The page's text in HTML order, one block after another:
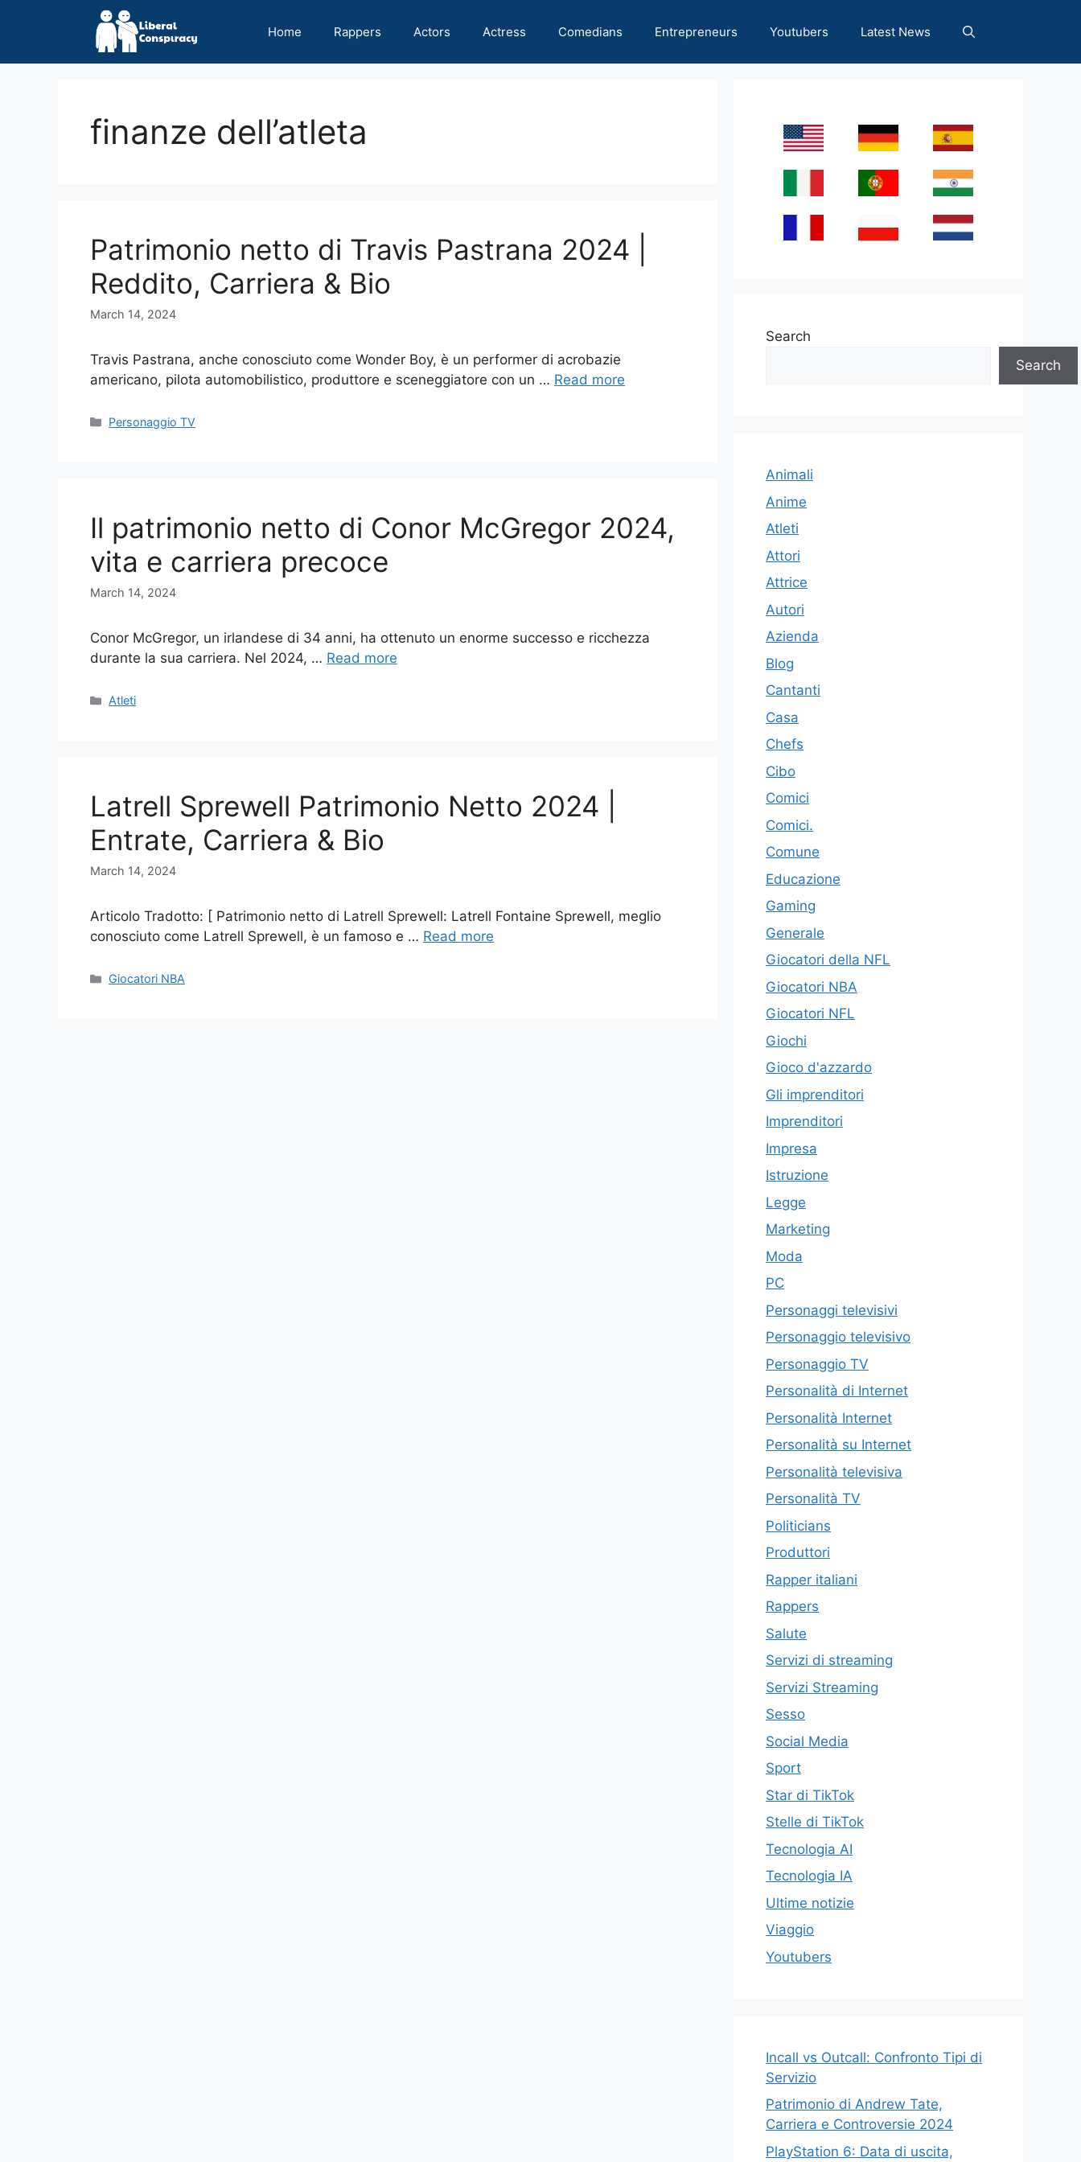
Home Rappers Actors Actress Comedians Entrepreneurs Youtubers Latest News
finanze dell’atleta
Patrimonio netto di Travis Pastrana 2024 |
Reddito, Carriera & Bio
March 14, 2024
Travis Pastrana, anche conosciuto come Wonder Boy, è un performer di acrobazie
americano, pilota automobilistico, produttore e sceneggiatore con un … Read more
Categories
Personaggio TV
Il patrimonio netto di Conor McGregor 2024,
vita e carriera precoce
March 14, 2024
Conor McGregor, un irlandese di 34 anni, ha ottenuto un enorme successo e ricchezza
durante la sua carriera. Nel 2024, … Read more
Categories
Atleti
Latrell Sprewell Patrimonio Netto 2024 |
Entrate, Carriera & Bio
March 14, 2024
Articolo Tradotto: [ Patrimonio netto di Latrell Sprewell: Latrell Fontaine Sprewell, meglio
conosciuto come Latrell Sprewell, è un famoso e … Read more
Categories
Giocatori NBA
Search
Search
Animali
Anime
Atleti
Attori
Attrice
Autori
Azienda
Blog
Cantanti
Casa
Chefs
Cibo
Comici
Comici.
Comune
Educazione
Gaming
Generale
Giocatori della NFL
Giocatori NBA
Giocatori NFL
Giochi
Gioco d'azzardo
Gli imprenditori
Imprenditori
Impresa
Istruzione
Legge
Marketing
Moda
PC
Personaggi televisivi
Personaggio televisivo
Personaggio TV
Personalità di Internet
Personalità Internet
Personalità su Internet
Personalità televisiva
Personalità TV
Politicians
Produttori
Rapper italiani
Rappers
Salute
Servizi di streaming
Servizi Streaming
Sesso
Social Media
Sport
Star di TikTok
Stelle di TikTok
Tecnologia AI
Tecnologia IA
Ultime notizie
Viaggio
Youtubers
Incall vs Outcall: Confronto Tipi di
Servizio
Patrimonio di Andrew Tate,
Carriera e Controversie 2024
PlayStation 6: Data di uscita,